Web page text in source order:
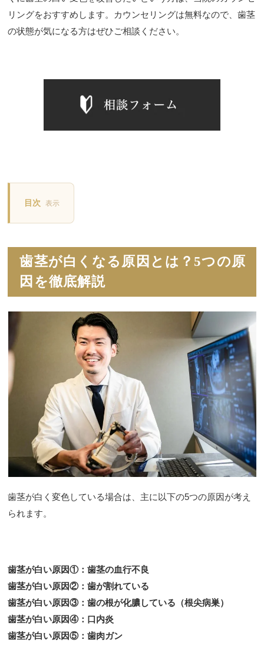
リングをおすすめします。カウンセリングは無料なので、歯茎
の状態が気になる方はぜひご相談ください。
目次 表示
歯茎が白くなる原因とは？5つの原
因を徹底解説
歯茎が白く変色している場合は、主に以下の5つの原因が考え
られます。
歯茎が白い原因①：歯茎の血行不良
歯茎が白い原因②：歯が割れている
歯茎が白い原因③：歯の根が化膿している（根尖病巣）
歯茎が白い原因④：口内炎
歯茎が白い原因⑤：歯肉ガン